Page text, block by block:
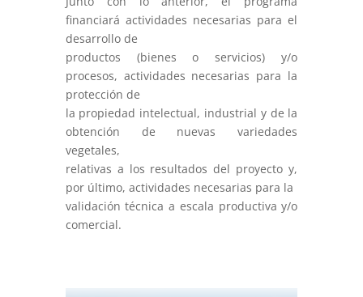
financiará actividades necesarias para el
desarrollo de
productos (bienes o servicios) y/o
procesos, actividades necesarias para la
protección de
la propiedad intelectual, industrial y de la
obtención de nuevas variedades
vegetales,
relativas a los resultados del proyecto y,
por último, actividades necesarias para la
validación técnica a escala productiva y/o
comercial.